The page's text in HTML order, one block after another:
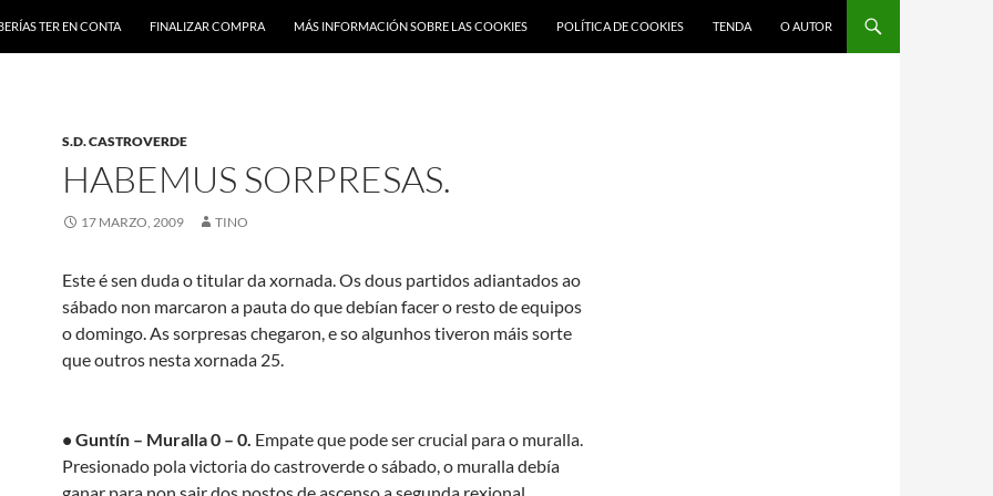
TER EN CONTA FINALIZAR COMPRA MÁS INFORMACIÓN SOBRE LAS COOKIES POLÍTICA DE COOKIES TENDA O AUTOR
S.D. CASTROVERDE
HABEMUS SORPRESAS.
17 MARZO, 2009 TINO
Este é sen duda o titular da xornada. Os dous partidos adiantados ao
sábado non marcaron a pauta do que debían facer o resto de equipos
o domingo. As sorpresas chegaron, e so algunhos tiveron máis sorte
que outros nesta xornada 25.
• Guntín – Muralla 0 – 0. Empate que pode ser crucial para o muralla.
Presionado pola victoria do castroverde o sábado, o muralla debía